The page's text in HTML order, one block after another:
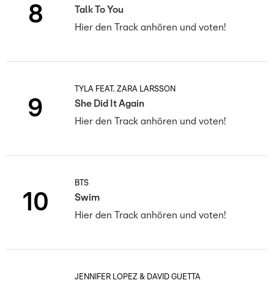
8
Talk To You
Hier den Track anhören und voten!
9
TYLA FEAT. ZARA LARSSON
She Did It Again
Hier den Track anhören und voten!
10
BTS
Swim
Hier den Track anhören und voten!
JENNIFER LOPEZ & DAVID GUETTA